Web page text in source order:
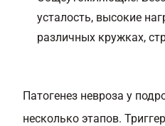
усталость, высокие
различных кружках,
Патогенез невроза у
несколько этапов.